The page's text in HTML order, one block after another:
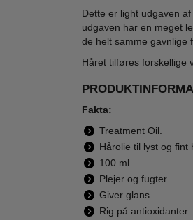
Dette er light udgaven
udgaven har en meget
de helt samme gavnlige
Håret tilføres forskellige
Fakta:
Treatment Oil.
Hårolie til lyst og fint
100 ml.
Plejer og fugter.
Giver glans.
Rig på antioxidanter.
Moroccanoil -
- 50 ml
LÆG I KURV